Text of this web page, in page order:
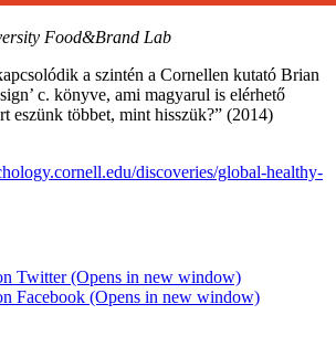
Food&Brand Lab
a szintén a Cornellen kutató Brian
c. könyve, ami magyarul is elérhető
eszünk többet, mint hisszük?” (2014)
discoveries/global-healthy-
Twitter (Opens in new window)
Facebook (Opens in new window)